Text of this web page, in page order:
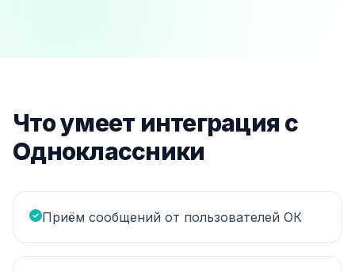
Что умеет интеграция с
Одноклассники
Приём сообщений от пользователей ОК